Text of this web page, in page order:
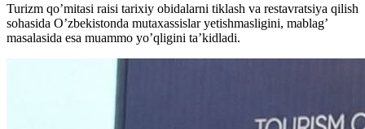
Turizm qo’mitasi raisi tarixiy obidalarni tiklash va restavratsiya qilish
sohasida O’zbekistonda mutaxassislar yetishmasligini, mablag’
masalasida esa muammo yo’qligini ta’kidladi.